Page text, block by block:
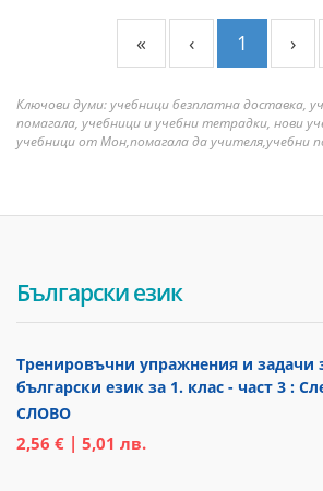
« ‹ 1 ›
Ключови думи: учебници безплатна доставка,
помагала, учебници и учебни тетрадки, нови
учебници от Мон,помагала да учителя,учебни
Български език
Тренировъчни упражнения и задачи
български език за 1. клас - част 3 :
СЛОВО
2,56 € | 5,01 лв.